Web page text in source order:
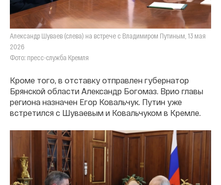
Александр Шуваев (слева) на встрече с Владимиром Путиным, 13 мая
2026
Фото: пресс-служба Кремля
Кроме того, в отставку отправлен губернатор
Брянской области Александр Богомаз. Врио главы
региона назначен Егор Ковальчук. Путин уже
встретился с Шуваевым и Ковальчуком в Кремле.